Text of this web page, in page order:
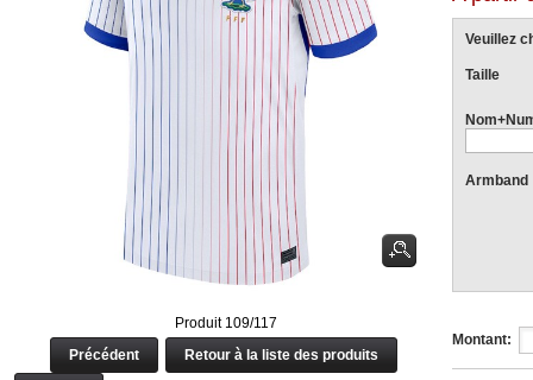
Produit 109/117
Précédent
Retour à la liste des produits
Veuillez
Taille
Armband
Montant: